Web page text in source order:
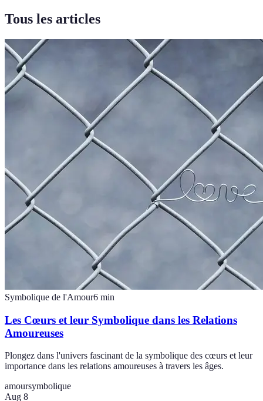
Tous les articles
Symbolique de l'Amour6 min
Les Cœurs et leur Symbolique dans les Relations
Amoureuses
Plongez dans l'univers fascinant de la symbolique des cœurs et leur
importance dans les relations amoureuses à travers les âges.
amoursymbolique
Aug 8